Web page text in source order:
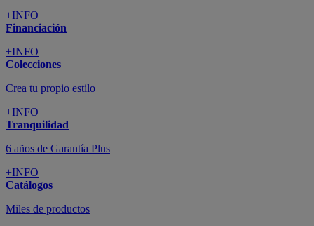
+INFO
Financiación
+INFO
Colecciones
Crea tu propio estilo
+INFO
Tranquilidad
6 años de Garantía Plus
+INFO
Catálogos
Miles de productos